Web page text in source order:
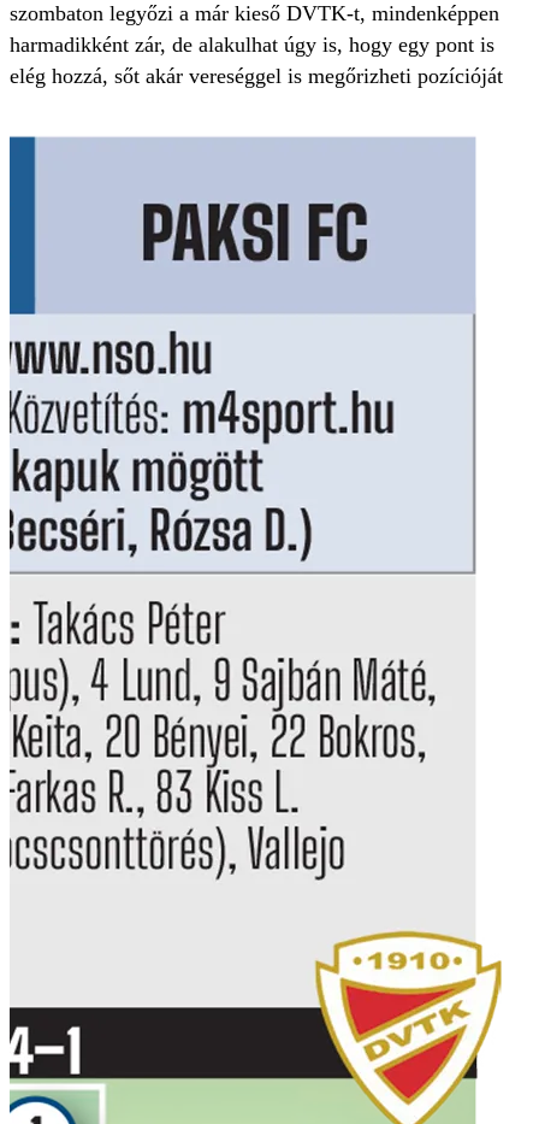
szombaton legyőzi a már kieső DVTK-t, mindenképpen
harmadikként zár, de alakulhat úgy is, hogy egy pont is
elég hozzá, sőt akár vereséggel is megőrizheti pozícióját